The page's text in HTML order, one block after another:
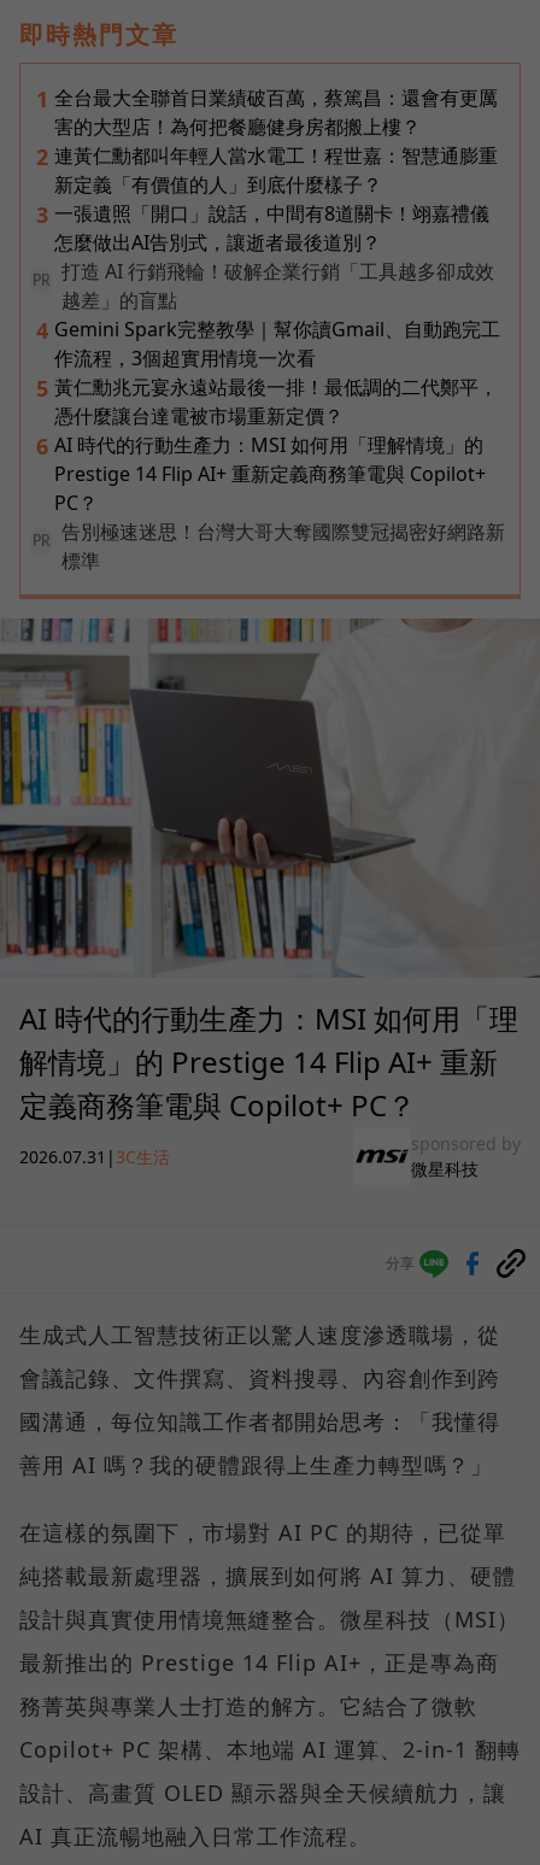
即時熱門文章
1 全台最大全聯首日業績破百萬，蔡篤昌：還會有更厲
害的大型店！為何把餐廳健身房都搬上樓？
2 連黃仁勳都叫年輕人當水電工！程世嘉：智慧通膨重
新定義「有價值的人」到底什麼樣子？
3 一張遺照「開口」說話，中間有8道關卡！翊嘉禮儀
怎麼做出AI告別式，讓逝者最後道別？
PR
打造 AI 行銷飛輪！破解企業行銷「工具越多卻成效
越差」的盲點
4 Gemini Spark完整教學｜幫你讀Gmail、自動跑完工
作流程，3個超實用情境一次看
5 黃仁勳兆元宴永遠站最後一排！最低調的二代鄭平，
憑什麼讓台達電被市場重新定價？
6 AI 時代的行動生產力：MSI 如何用「理解情境」的
Prestige 14 Flip AI+ 重新定義商務筆電與 Copilot+
PC？
PR
告別極速迷思！台灣大哥大奪國際雙冠揭密好網路新
標準
AI 時代的行動生產力：MSI 如何用「理
解情境」的 Prestige 14 Flip AI+ 重新
定義商務筆電與 Copilot+ PC？
2026.07.31 | 3C生活
sponsored by
微星科技
分享
生成式人工智慧技術正以驚人速度滲透職場，從
會議記錄、文件撰寫、資料搜尋、內容創作到跨
國溝通，每位知識工作者都開始思考：「我懂得
善用 AI 嗎？我的硬體跟得上生產力轉型嗎？」
在這樣的氛圍下，市場對 AI PC 的期待，已從單
純搭載最新處理器，擴展到如何將 AI 算力、硬體
設計與真實使用情境無縫整合。微星科技（MSI）
最新推出的 Prestige 14 Flip AI+，正是專為商
務菁英與專業人士打造的解方。它結合了微軟
Copilot+ PC 架構、本地端 AI 運算、2-in-1 翻轉
設計、高畫質 OLED 顯示器與全天候續航力，讓
AI 真正流暢地融入日常工作流程。